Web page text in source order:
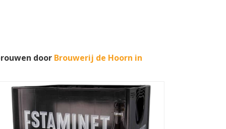
door Brouwerij de Hoorn in